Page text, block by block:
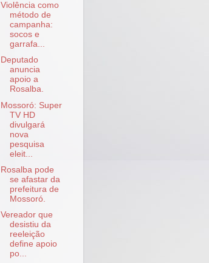
Violência como
método de
campanha:
socos e
garrafa...
Deputado
anuncia
apoio a
Rosalba.
Mossoró: Super
TV HD
divulgará
nova
pesquisa
eleit...
Rosalba pode
se afastar da
prefeitura de
Mossoró.
Vereador que
desistiu da
reeleição
define apoio
po...